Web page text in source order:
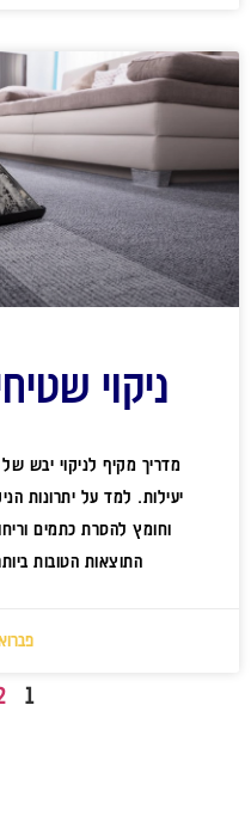
ניקוי
מדריך מקיף לניקוי יבש
יעילות. למד על יתרונות
וחומץ להסרת כתמים
התוצאות הטובות
פברואר
1